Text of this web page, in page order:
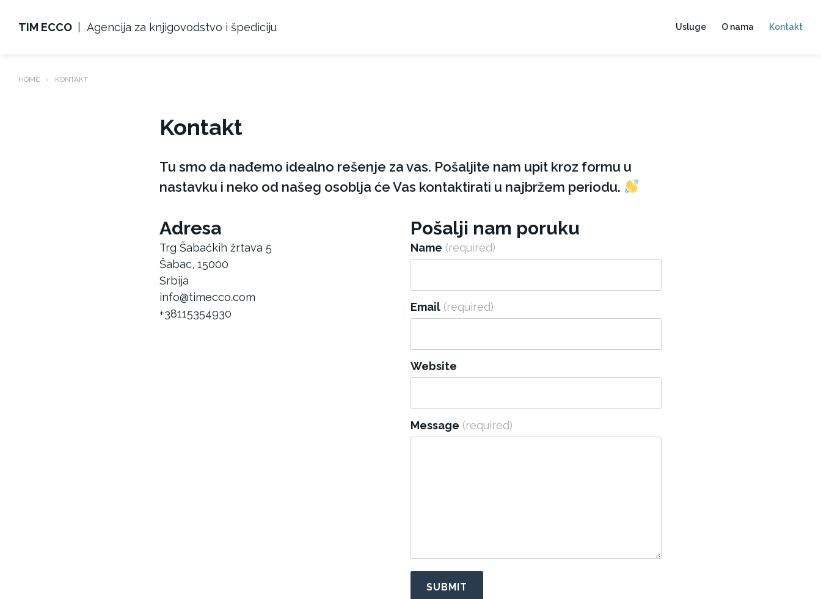
TIM ECCO Agencija za knjigovodstvo i špediciju Usluge O nama Kontakt
HOME KONTAKT
Kontakt
Tu smo da nađemo idealno rešenje za vas. Pošaljite nam upit kroz formu u
nastavku i neko od našeg osoblja će Vas kontaktirati u najbržem periodu.
Adresa
Trg Šabačkih žrtava 5
Šabac,15000
Srbija
info@timecco.com
+38115354930
Pošalji nam poruku
Name (required)
Email (required)
Website
Message (required)
SUBMIT